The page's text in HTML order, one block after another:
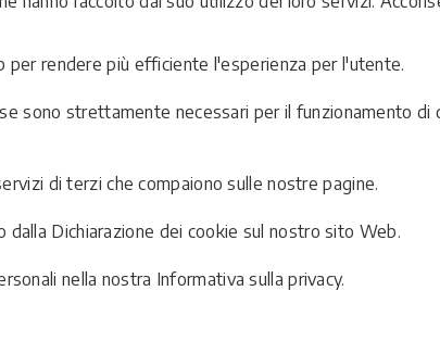
rendere più efficiente l'esperienza per l'utente.
sono strettamente necessari per il funzionamento
di terzi che compaiono sulle nostre pagine.
Dichiarazione dei cookie sul nostro sito Web.
nella nostra Informativa sulla privacy.